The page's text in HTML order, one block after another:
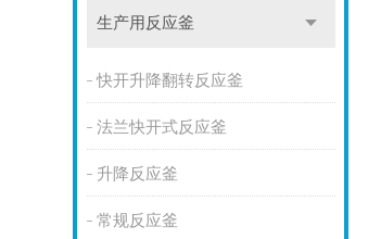
生产用反应釜
快开升降翻转反应釜
法兰快开式反应釜
升降反应釜
常规反应釜